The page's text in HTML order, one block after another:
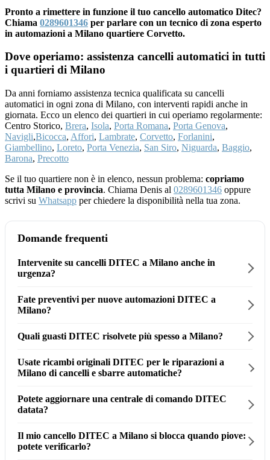
Pronto a rimettere in funzione il tuo cancello automatico Ditec?
Chiama 0289601346 per parlare con un tecnico di zona esperto
in automazioni a Milano quartiere Corvetto.
Dove operiamo: assistenza cancelli automatici in tutti
i quartieri di Milano
Da anni forniamo assistenza tecnica qualificata su cancelli
automatici in ogni zona di Milano, con interventi rapidi anche in
giornata. Ecco un elenco dei quartieri in cui operiamo regolarmente:
Centro Storico, Brera, Isola, Porta Romana, Porta Genova,
Navigli,Bicocca, Affori, Lambrate, Corvetto, Forlanini,
Giambellino, Loreto, Porta Venezia, San Siro, Niguarda, Baggio,
Barona, Precotto
Se il tuo quartiere non è in elenco, nessun problema: copriamo
tutta Milano e provincia. Chiama Denis al 0289601346 oppure
scrivi su Whatsapp per chiedere la disponibilità nella tua zona.
Domande frequenti
Intervenite su cancelli DITEC a Milano anche in
urgenza?
Fate preventivi per nuove automazioni DITEC a
Milano?
Quali guasti DITEC risolvete più spesso a Milano?
Usate ricambi originali DITEC per le riparazioni a
Milano di cancelli e sbarre automatiche?
Potete aggiornare una centrale di comando DITEC
datata?
Il mio cancello DITEC a Milano si blocca quando piove:
potete verificarlo?